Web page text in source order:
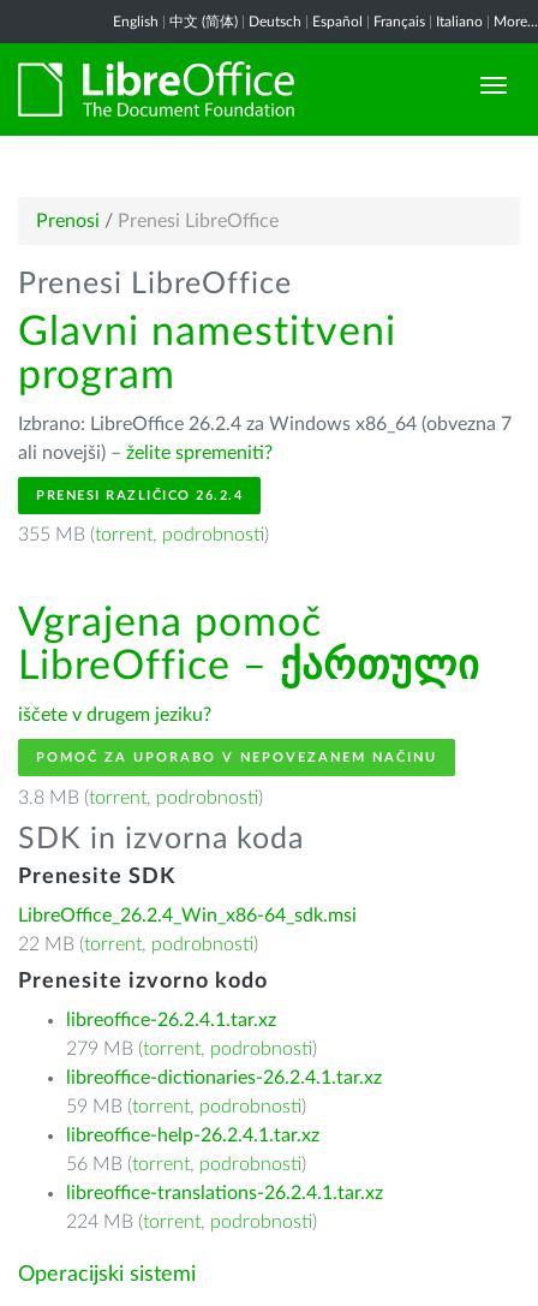
English 中文 (简体) Deutsch Español Français Italiano More...
Prenosi / Prenesi LibreOffice
Prenesi LibreOffice
Glavni namestitveni
program
Izbrano: LibreOffice 26.2.4 za Windows x86_64 (obvezna 7
ali novejši) – želite spremeniti?
PRENESI RAZLIČICO 26.2.4
355 MB (torrent, podrobnosti)
Vgrajena pomoč
LibreOffice – ქართული
iščete v drugem jeziku?
POMOČ ZA UPORABO V NEPOVEZANEM NAČINU
3.8 MB (torrent, podrobnosti)
SDK in izvorna koda
Prenesite SDK
LibreOffice_26.2.4_Win_x86-64_sdk.msi
22 MB (torrent, podrobnosti)
Prenesite izvorno kodo
libreoffice-26.2.4.1.tar.xz
279 MB (torrent, podrobnosti)
libreoffice-dictionaries-26.2.4.1.tar.xz
59 MB (torrent, podrobnosti)
libreoffice-help-26.2.4.1.tar.xz
56 MB (torrent, podrobnosti)
libreoffice-translations-26.2.4.1.tar.xz
224 MB (torrent, podrobnosti)
Operacijski sistemi